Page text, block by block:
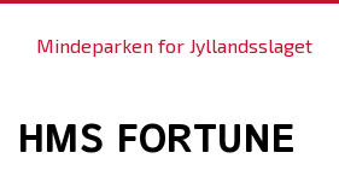
Mindeparken for Jyllandsslaget
HMS FORTUNE